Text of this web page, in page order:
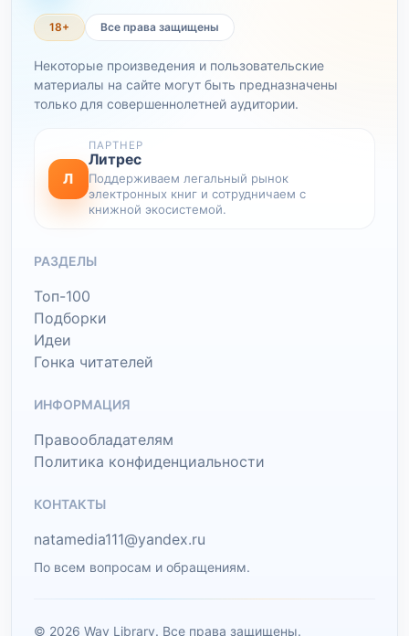
18+ Все права защищены
Некоторые произведения и пользовательские
материалы на сайте могут быть предназначены
только для совершеннолетней аудитории.
Л
ПАРТНЕР
Литрес
Поддерживаем легальный рынок
электронных книг и сотрудничаем с
книжной экосистемой.
РАЗДЕЛЫ
Топ-100
Подборки
Идеи
Гонка читателей
ИНФОРМАЦИЯ
Правообладателям
Политика конфиденциальности
КОНТАКТЫ
natamedia111@yandex.ru
По всем вопросам и обращениям.
© 2026 Wav Library. Все права защищены.